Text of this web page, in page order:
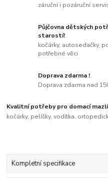
záruční i pozáruční
Půjčovna dětských
starostí!
kočárky, autosedačky,
potřebné věci
Doprava zdarma !
Doprava zdarma nad
Kvalitní potřeby pro domací
kočárky, pelíšky, vodítka,
Kompletní specifikace